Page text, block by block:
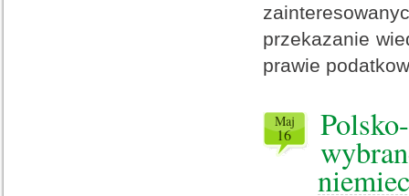
przekazanie
prawie
maj
16